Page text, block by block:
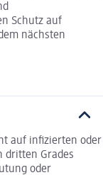
Schutz auf
nächsten
auf infizierten oder
dritten Grades
oder